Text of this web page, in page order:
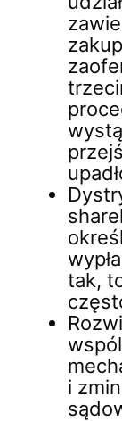
tak,
i